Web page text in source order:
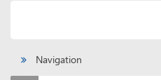
Navigation